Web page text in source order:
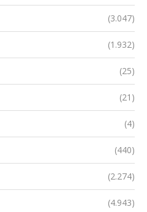
(3.047)
(1.932)
(25)
(21)
(4)
(440)
(2.274)
(4.943)